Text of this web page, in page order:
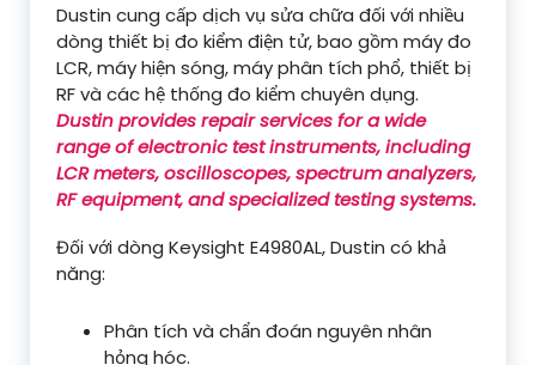
Dustin cung cấp dịch vụ sửa chữa đối với nhiều
dòng thiết bị đo kiểm điện tử, bao gồm máy đo
LCR, máy hiện sóng, máy phân tích phổ, thiết bị
RF và các hệ thống đo kiểm chuyên dụng.
Dustin provides repair services for a wide
range of electronic test instruments, including
LCR meters, oscilloscopes, spectrum analyzers,
RF equipment, and specialized testing systems.
Đối với dòng Keysight E4980AL, Dustin có khả
năng:
Phân tích và chẩn đoán nguyên nhân
hỏng hóc.